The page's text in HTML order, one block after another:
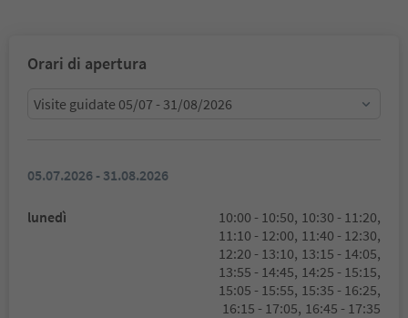
Orari di apertura
Visite guidate 05/07 - 31/08/2026
05.07.2026 - 31.08.2026
lunedì 10:00 - 10:50, 10:30 - 11:20,
11:10 - 12:00, 11:40 - 12:30,
12:20 - 13:10, 13:15 - 14:05,
13:55 - 14:45, 14:25 - 15:15,
15:05 - 15:55, 15:35 - 16:25,
16:15 - 17:05, 16:45 - 17:35